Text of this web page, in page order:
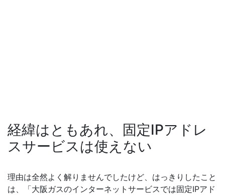
経緯はともあれ、固定IPアドレ
スサービスは使えない
理由は全然よく解りませんでしたけど、はっきりしたこと
は、「大阪ガスのインターネットサービスでは固定IPアド